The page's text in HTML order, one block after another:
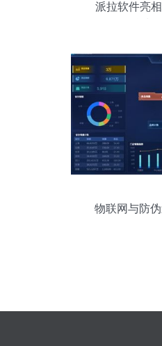
派拉软件亮
物联网与防